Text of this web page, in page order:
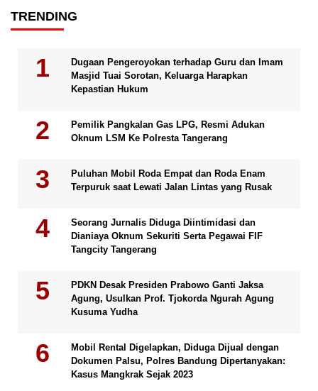
TRENDING
Dugaan Pengeroyokan terhadap Guru dan Imam
Masjid Tuai Sorotan, Keluarga Harapkan
Kepastian Hukum
Pemilik Pangkalan Gas LPG, Resmi Adukan
Oknum LSM Ke Polresta Tangerang
Puluhan Mobil Roda Empat dan Roda Enam
Terpuruk saat Lewati Jalan Lintas yang Rusak
Seorang Jurnalis Diduga Diintimidasi dan
Dianiaya Oknum Sekuriti Serta Pegawai FIF
Tangcity Tangerang
PDKN Desak Presiden Prabowo Ganti Jaksa
Agung, Usulkan Prof. Tjokorda Ngurah Agung
Kusuma Yudha
Mobil Rental Digelapkan, Diduga Dijual dengan
Dokumen Palsu, Polres Bandung Dipertanyakan:
Kasus Mangkrak Sejak 2023